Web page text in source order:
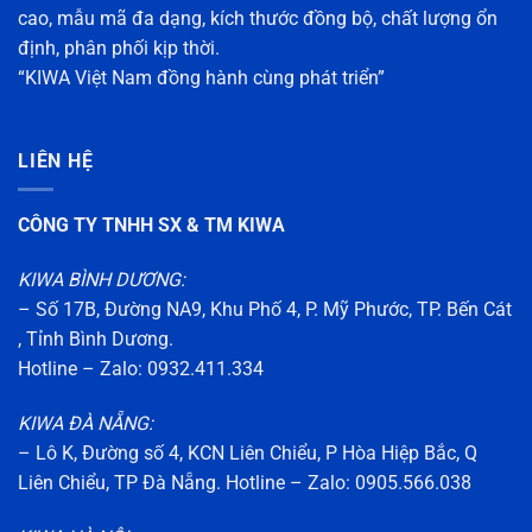
cao, mẫu mã đa dạng, kích thước đồng bộ, chất lượng ổn
định, phân phối kịp thời.
“KIWA Việt Nam đồng hành cùng phát triển”
LIÊN HỆ
CÔNG TY TNHH SX & TM KIWA
KIWA BÌNH DƯƠNG:
– Số 17B, Đường NA9, Khu Phố 4, P. Mỹ Phước, TP. Bến Cát
, Tỉnh Bình Dương.
Hotline – Zalo: 0932.411.334
KIWA ĐÀ NẴNG:
– Lô K, Đường số 4, KCN Liên Chiểu, P Hòa Hiệp Bắc, Q
Liên Chiểu, TP Đà Nẵng. Hotline – Zalo: 0905.566.038